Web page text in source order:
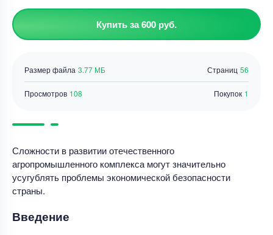
Купить за 600 руб.
Страниц 56
Размер файла 3.77 МБ
Просмотров 108 Покупок 1
Сложности в развитии отечественного
агропромышленного комплекса могут значительно
усугублять проблемы экономической безопасности
страны.
Введение